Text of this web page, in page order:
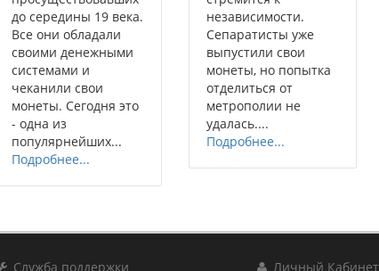
до середины 19 века.
Все они обладали
своими денежными
системами и
чеканили свои
монеты. Сегодня это
- одна из
популярнейших...
Подробнее...
независимости.
Сепаратисты уже
выпустили свои
монеты, но попытка
отделиться от
метрополии не
удалась....
Подробнее...
Служба поддержки Личный Кабинет